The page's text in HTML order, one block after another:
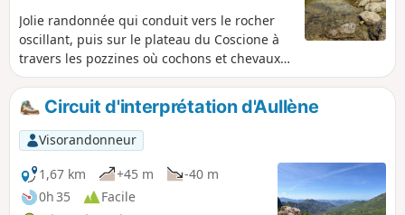
Jolie randonnée qui conduit vers le rocher
oscillant, puis sur le plateau du Coscione à
travers les pozzines où cochons et chevaux
sont en liberté. Nous longeons ensuite le
ruisseau de Giavingiolu qu'il faudra franchir
à plusieurs reprises à gué. La descente
s'effectue ensuite en longeant et
surplombant la très belle gorge du
Chiuvone.
Circuit d'interprétation d'Aullène
Visorandonneur
1,67 km
+45 m
-40 m
0h 35
Facile